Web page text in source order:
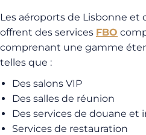
Les aéroports de Lisbonne et
offrent des services FBO
comprenant une gamme
telles que :
Des salons VIP
Des salles de réunion
Des services de douane et
Services de restauration